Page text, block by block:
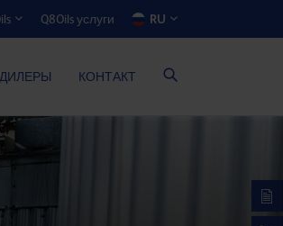
Q8Oils услуги RU
ДИЛЕРЫ КОНТАКТ